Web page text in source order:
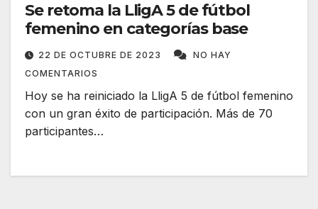
Se retoma la LligA 5 de fútbol
femenino en categorías base
22 DE OCTUBRE DE 2023
NO HAY
COMENTARIOS
Hoy se ha reiniciado la LligA 5 de fútbol femenino
con un gran éxito de participación. Más de 70
participantes…